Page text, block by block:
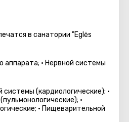
в санатории "Eglės
аппарата; • Нервной системы
(кардиологические); •
•
• Пищеварительной